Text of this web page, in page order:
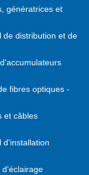
génératrices et
de distribution et de
fibres optiques -
et câbles
d'installation
d'éclairage